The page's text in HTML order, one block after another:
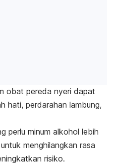
obat pereda nyeri dapat
hati, perdarahan lambung,
perlu minum alkohol lebih
menghilangkan rasa
risiko.